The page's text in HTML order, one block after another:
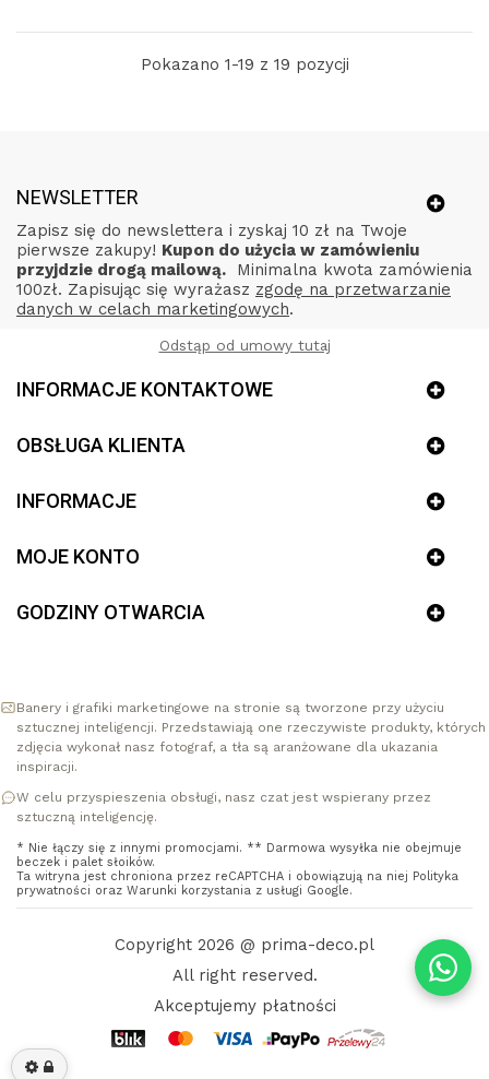
Pokazano 1-19 z 19 pozycji
NEWSLETTER
Zapisz się do newslettera i zyskaj 10 zł na Twoje
pierwsze zakupy! Kupon do użycia w zamówieniu
przyjdzie drogą mailową. Minimalna kwota zamówienia
100zł. Zapisując się wyrażasz zgodę na przetwarzanie
danych w celach marketingowych.
Odstąp od umowy tutaj
INFORMACJE KONTAKTOWE
OBSŁUGA KLIENTA
INFORMACJE
MOJE KONTO
GODZINY OTWARCIA
Banery i grafiki marketingowe na stronie są tworzone przy użyciu
sztucznej inteligencji. Przedstawiają one rzeczywiste produkty, których
zdjęcia wykonał nasz fotograf, a tła są aranżowane dla ukazania
inspiracji.
W celu przyspieszenia obsługi, nasz czat jest wspierany przez
sztuczną inteligencję.
* Nie łączy się z innymi promocjami. ** Darmowa wysyłka nie obejmuje
beczek i palet słoików.
Ta witryna jest chroniona przez reCAPTCHA i obowiązują na niej Polityka
prywatności oraz Warunki korzystania z usługi Google.
Copyright 2026 @ prima-deco.pl
All right reserved.
Akceptujemy płatności